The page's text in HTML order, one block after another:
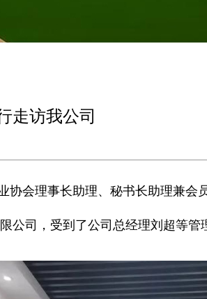
走访我公司
协会理事长助理、秘书长助理兼会
公司，受到了公司总经理刘超等管